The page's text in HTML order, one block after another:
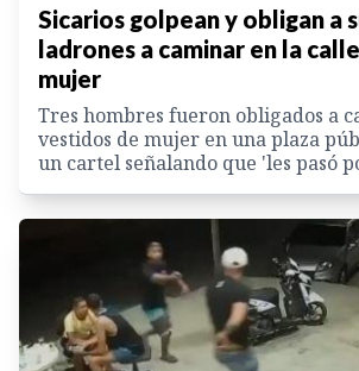
Sicarios golpean y obligan a
ladrones a caminar en la
mujer
Tres hombres fueron obligados a
vestidos de mujer en una plaza
un cartel señalando que 'les pasó